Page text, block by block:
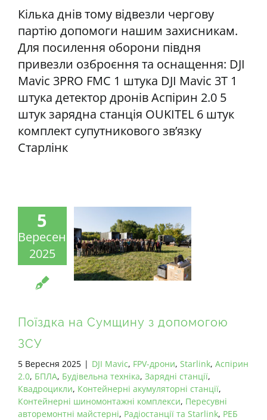
Кілька днів тому відвезли чергову
партію допомоги нашим захисникам.
Для посилення оборони півдня
привезли озброєння та оснащення: DJI
Mavic 3PRO FMC 1 штука DJI Mavic 3Т 1
штука детектор дронів Аспірин 2.0 5
штук зарядна станція OUKITEL 6 штук
комплект супутникового звʼязку
Старлінк
5
Вересень
2025
Поїздка на Сумщину з допомогою
ЗСУ
5 Вересня 2025 | DJI Mavic, FPV-дрони, Starlink, Аспірин
2.0, БПЛА, Будівельна техніка, Зарядні станції,
Квадроцикли, Контейнерні акумуляторні станції,
Контейнерні шиномонтажні комплекси, Пересувні
авторемонтні майстерні, Радіостанції та Starlink, РЕБ